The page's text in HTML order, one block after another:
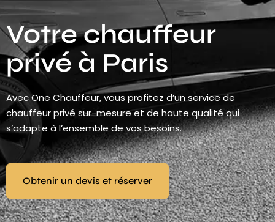
Votre chauffeur
privé à Paris
Avec One Chauffeur, vous profitez d’un service de
chauffeur privé sur-mesure et de haute qualité qui
s’adapte à l’ensemble de vos besoins.
Obtenir un devis et réserver